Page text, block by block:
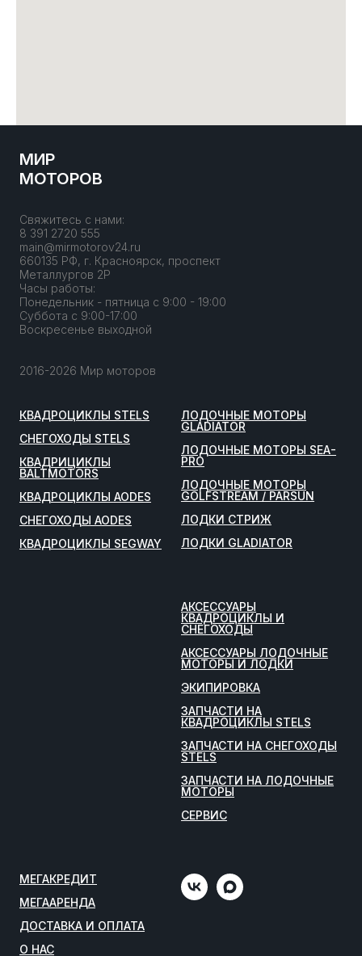
МИР
МОТОРОВ
Свяжитесь с нами:
8 391 2720 555
main@mirmotorov24.ru
660135 РФ, г. Красноярск, проспект
Металлургов 2Р
Часы работы:
Понедельник - пятница с 9:00 - 19:00
Суббота с 9:00-17:00
Воскресенье выходной
2016-2026 Мир моторов
КВАДРОЦИКЛЫ STELS
СНЕГОХОДЫ STELS
КВАДРИЦИКЛЫ
BALTMOTORS
КВАДРОЦИКЛЫ AODES
СНЕГОХОДЫ AODES
КВАДРОЦИКЛЫ SEGWAY
ЛОДОЧНЫЕ МОТОРЫ
GLADIATOR
ЛОДОЧНЫЕ МОТОРЫ SEA-
PRO
ЛОДОЧНЫЕ МОТОРЫ
GOLFSTREAM / PARSUN
ЛОДКИ СТРИЖ
ЛОДКИ GLADIATOR
АКСЕССУАРЫ
КВАДРОЦИКЛЫ И
СНЕГОХОДЫ
АКСЕССУАРЫ ЛОДОЧНЫЕ
МОТОРЫ И ЛОДКИ
ЭКИПИРОВКА
ЗАПЧАСТИ НА
КВАДРОЦИКЛЫ STELS
ЗАПЧАСТИ НА СНЕГОХОДЫ
STELS
ЗАПЧАСТИ НА ЛОДОЧНЫЕ
МОТОРЫ
СЕРВИС
МЕГАКРЕДИТ
МЕГААРЕНДА
ДОСТАВКА И ОПЛАТА
О НАС